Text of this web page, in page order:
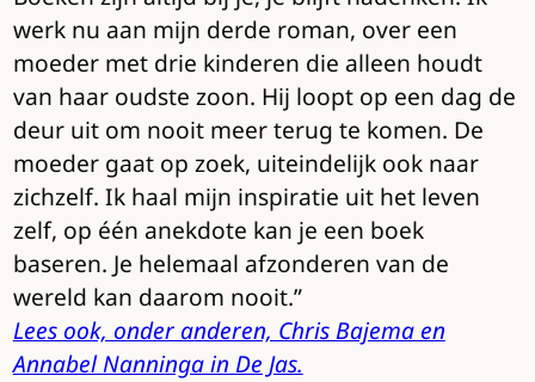
werk nu aan mijn derde roman, over een
moeder met drie kinderen die alleen houdt
van haar oudste zoon. Hij loopt op een dag de
deur uit om nooit meer terug te komen. De
moeder gaat op zoek, uiteindelijk ook naar
zichzelf. Ik haal mijn inspiratie uit het leven
zelf, op één anekdote kan je een boek
baseren. Je helemaal afzonderen van de
wereld kan daarom nooit.”
Lees ook, onder anderen, Chris Bajema en
Annabel Nanninga in De Jas.